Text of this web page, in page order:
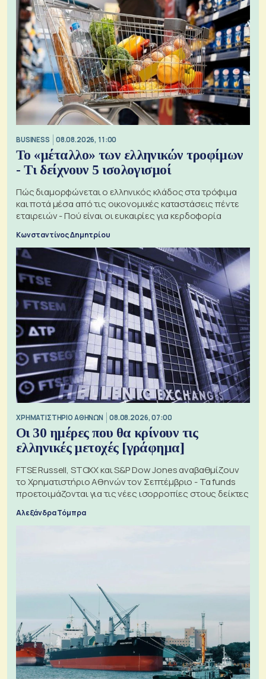
BUSINESS 08.08.2026, 11:00
Το «μέταλλο» των ελληνικών τροφίμων
- Τι δείχνουν 5 ισολογισμοί
Πώς διαμορφώνεται ο ελληνικός κλάδος στα τρόφιμα
και ποτά μέσα από τις οικονομικές καταστάσεις πέντε
εταιρειών - Πού είναι οι ευκαιρίες για κερδοφορία
Κωνσταντίνος Δημητρίου
XΡΗΜΑΤΙΣΤΗΡΙΟ ΑΘΗΝΩΝ 08.08.2026, 07:00
Οι 30 ημέρες που θα κρίνουν τις
ελληνικές μετοχές [γράφημα]
FTSE Russell, STOXX και S&P Dow Jones αναβαθμίζουν
το Χρηματιστήριο Αθηνών τον Σεπτέμβριο - Τα funds
προετοιμάζονται για τις νέες ισορροπίες στους δείκτες
Αλεξάνδρα Τόμπρα